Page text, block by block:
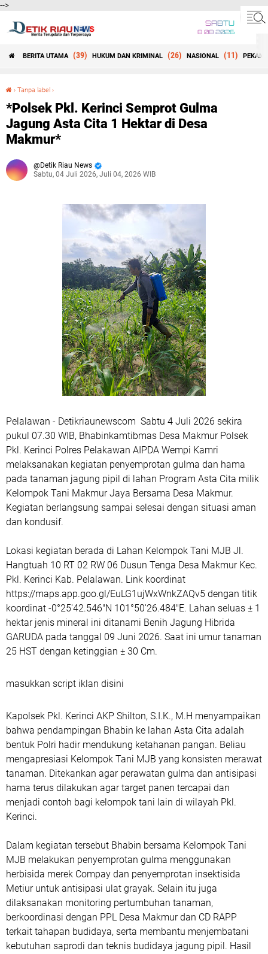
-->
SABTU
8 08 2026
BERITA UTAMA (39) HUKUM DAN KRIMINAL (26) NASIONAL (11)
› Tanpa label ›
*Polsek Pkl. Kerinci Semprot Gulma
Jagung Asta Cita 1 Hektar di Desa
Makmur*
Detik Riau News
Sabtu, 04 Juli 2026, Juli 04, 2026 WIB
Pelalawan - Detikriaunewscom Sabtu 4 Juli 2026 sekira
pukul 07.30 WIB, Bhabinkamtibmas Desa Makmur Polsek
Pkl. Kerinci Polres Pelakawan AIPDA Wempi Kamri
melaksanakan kegiatan penyemprotan gulma dan hama
pada tanaman jagung pipil di lahan Program Asta Cita milik
Kelompok Tani Makmur Jaya Bersama Desa Makmur.
Kegiatan berlangsung sampai selesai dengan situasi aman
dan kondusif.
Lokasi kegiatan berada di Lahan Kelompok Tani MJB Jl.
Hangtuah 10 RT 02 RW 06 Dusun Tenga Desa Makmur Kec.
Pkl. Kerinci Kab. Pelalawan. Link koordinat
https://maps.app.goo.gl/EuLG1ujWxWnkZAQv5 dengan titik
koordinat -0°25'42.546"N 101°50'26.484"E. Lahan seluas ± 1
hektar jenis mineral ini ditanami Benih Jagung Hibrida
GARUDA pada tanggal 09 Juni 2026. Saat ini umur tanaman
25 HST dengan ketinggian ± 30 Cm.
masukkan script iklan disini
Kapolsek Pkl. Kerinci AKP Shilton, S.I.K., M.H menyampaikan
bahwa pendampingan Bhabin ke lahan Asta Cita adalah
bentuk Polri hadir mendukung ketahanan pangan. Beliau
mengapresiasi Kelompok Tani MJB yang konsisten merawat
tanaman. Ditekankan agar perawatan gulma dan antisipasi
hama terus dilakukan agar target panen tercapai dan
menjadi contoh bagi kelompok tani lain di wilayah Pkl.
Kerinci.
Dalam kegiatan tersebut Bhabin bersama Kelompok Tani
MJB melakukan penyemprotan gulma menggunakan
herbisida merek Compay dan penyemprotan insektisida
Metiur untuk antisipasi ulat grayak. Selain itu juga
dilaksanakan monitoring pertumbuhan tanaman,
berkoordinasi dengan PPL Desa Makmur dan CD RAPP
terkait tahapan budidaya, serta membantu menjembatani
kebutuhan saprodi dan teknis budidaya jagung pipil. Hasil